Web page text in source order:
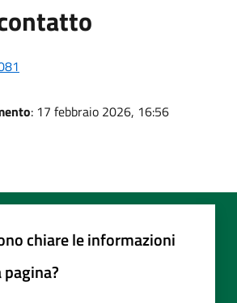
: 17 febbraio 2026, 16:56
chiare le informazioni